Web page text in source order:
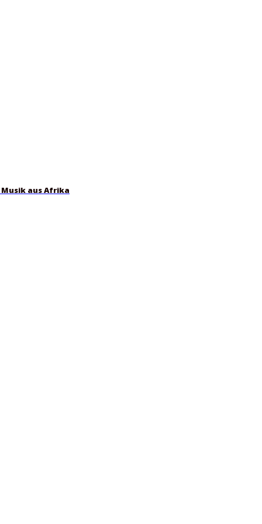
aus Afrika